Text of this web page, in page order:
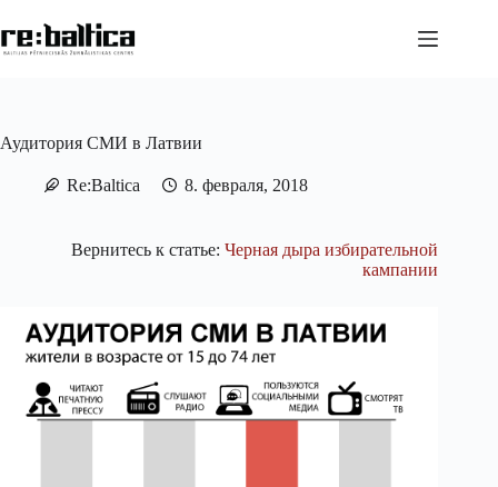
к
сути
Аудитория СМИ в Латвии
Re:Baltica 8. февраля, 2018
Вернитесь к статье:Черная дыра избирательной
кампании